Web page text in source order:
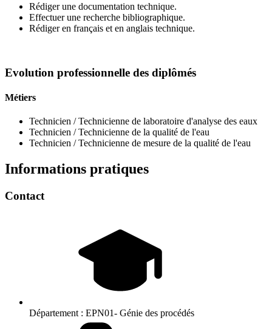
Rédiger une documentation technique.
Effectuer une recherche bibliographique.
Rédiger en français et en anglais technique.
Evolution professionnelle des diplômés
Métiers
Technicien / Technicienne de laboratoire d'analyse des eaux
Technicien / Technicienne de la qualité de l'eau
Technicien / Technicienne de mesure de la qualité de l'eau
Informations pratiques
Contact
Département : EPN01- Génie des procédés